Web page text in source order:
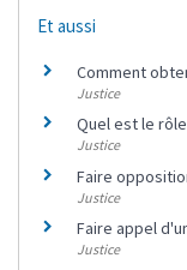
Et aussi
Comment
Justice
Quel est le
Justice
Faire
Justice
Faire appel
Justice